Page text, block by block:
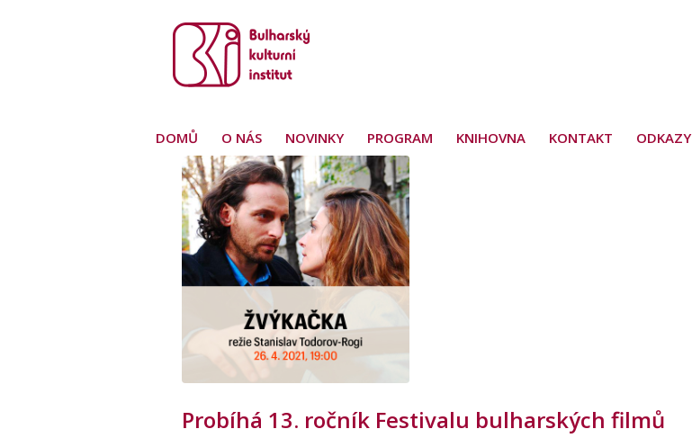
DOMŮ O NÁS NOVINKY PROGRAM KNIHOVNA KONTAKT ODKAZY
Probíhá 13. ročník Festivalu bulharských filmů